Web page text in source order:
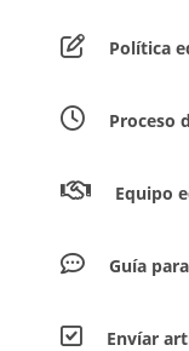
Política
Proceso
Equipo
Guía
Envíar